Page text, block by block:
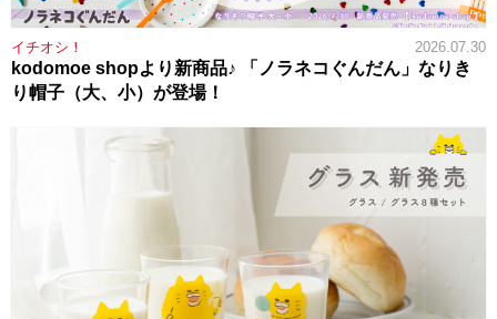
イチオシ！ 2026.07.30
kodomoe shopより新商品♪ 「ノラネコぐんだん」なりき
り帽子（大、小）が登場！